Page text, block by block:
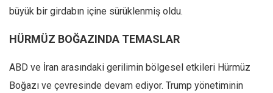
büyük bir girdabın içine sürüklenmiş oldu.
HÜRMÜZ BOĞAZINDA TEMASLAR
ABD ve İran arasındaki gerilimin bölgesel etkileri Hürmüz
Boğazı ve çevresinde devam ediyor. Trump yönetiminin